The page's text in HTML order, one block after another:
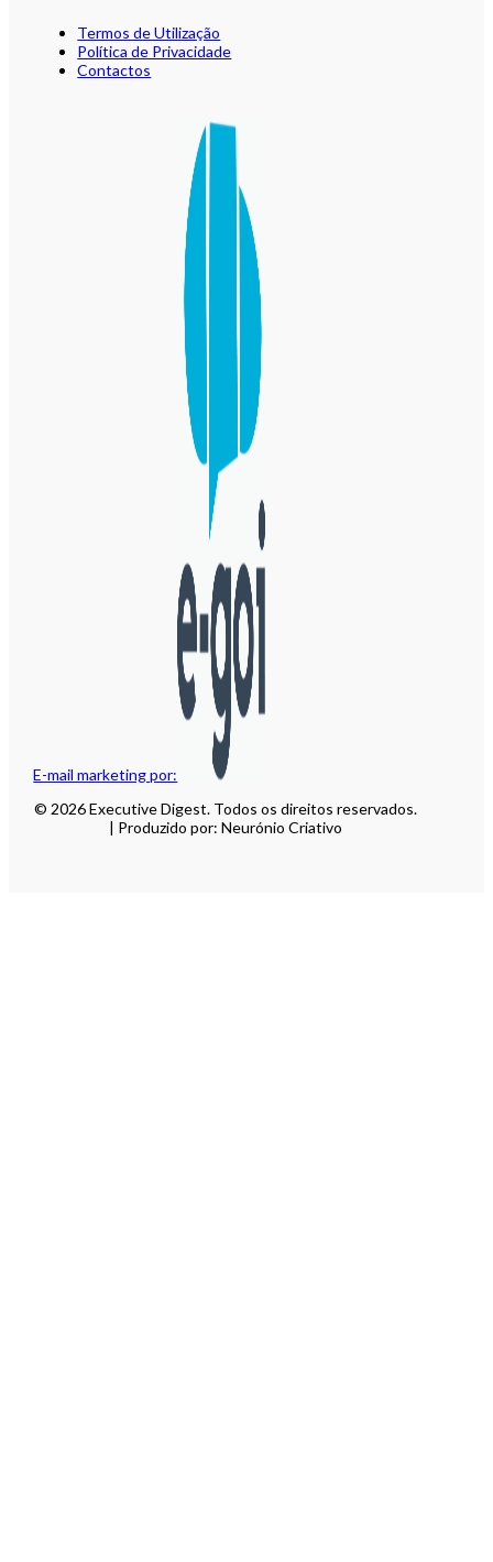
E-mail marketing por:
Termos de Utilização
Política de Privacidade
Contactos
© 2026 Executive Digest. Todos os direitos reservados.
| Produzido por: Neurónio Criativo